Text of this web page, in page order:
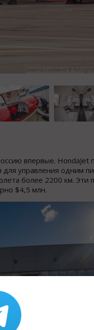
впервые. HondaJet
управления одним
более 2200 км. Эти
$4,5 млн.